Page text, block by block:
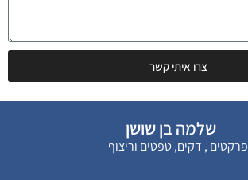
צרו איתי קשר
שלמה בן שושן
פרקטים , דקים, טפטים וריצוף